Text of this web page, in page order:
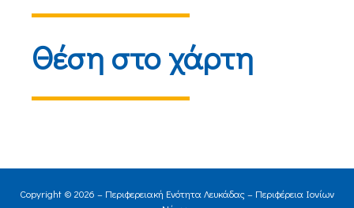
Θέση στο χάρτη
Copyright © 2026 – Περιφερειακή Ενότητα Λευκάδας – Περιφέρεια Ιονίων